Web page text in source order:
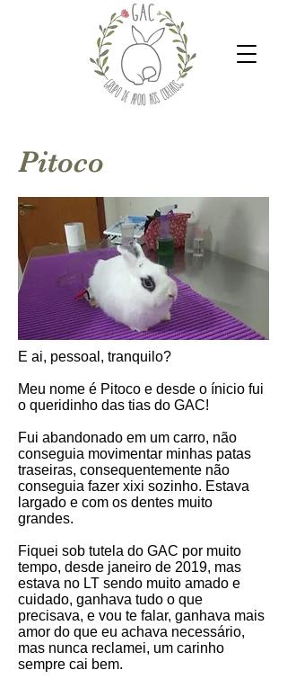
Pitoco
E ai, pessoal, tranquilo?
Meu nome é Pitoco e desde o ínicio fui
o queridinho das tias do GAC!
Fui abandonado em um carro, não
conseguia movimentar minhas patas
traseiras, consequentemente não
conseguia fazer xixi sozinho. Estava
largado e com os dentes muito
grandes.
Fiquei sob tutela do GAC por muito
tempo, desde janeiro de 2019, mas
estava no LT sendo muito amado e
cuidado, ganhava tudo o que
precisava, e vou te falar, ganhava mais
amor do que eu achava necessário,
mas nunca reclamei, um carinho
sempre cai bem.